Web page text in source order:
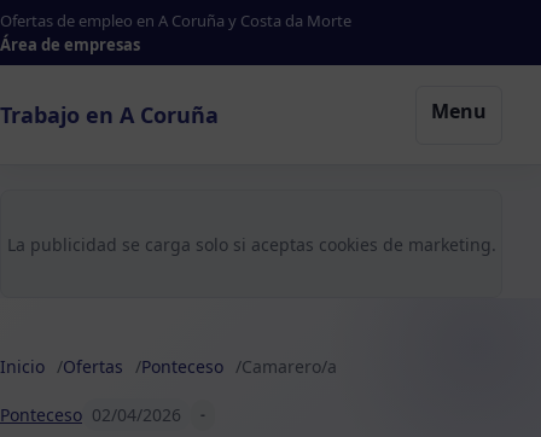
Ofertas de empleo en A Coruña y Costa da Morte
Área de empresas
Trabajo en A Coruña Menu
La publicidad se carga solo si aceptas cookies de marketing.
Inicio Ofertas Ponteceso Camarero/a
Ponteceso 02/04/2026 -